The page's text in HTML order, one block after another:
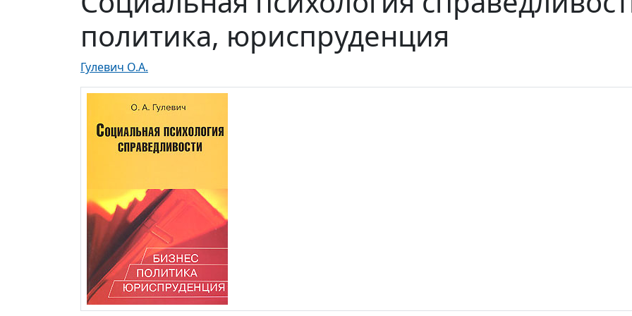
политика, юриспруденция
Гулевич О.А.